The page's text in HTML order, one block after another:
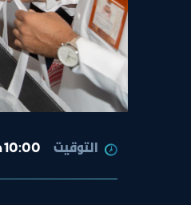
التوقيت 10:00 صباحاً- 12:00 مساء